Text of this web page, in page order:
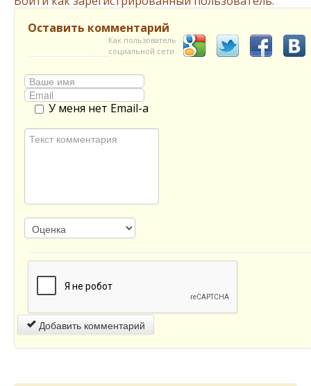
Оставить комментарий
Как пользователь
социальной сети
У меня нет Email-а
Добавить комментарий